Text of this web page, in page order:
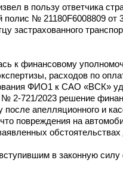
в пользу ответчика
полис № 21180F6008809 от
застрахованного
к финансовому
расходов по
ФИО1 к САО «ВСК»
2-721/2023 решение
апелляционного и
повреждения на
обстоятельствах
в законную